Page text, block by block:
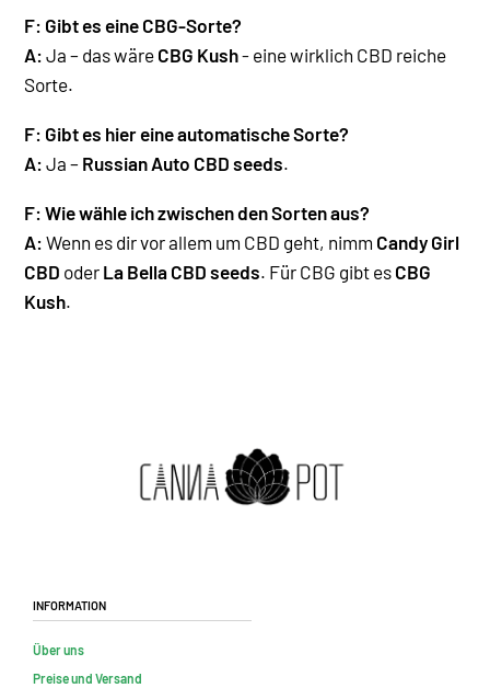
F: Gibt es eine CBG-Sorte?
A: Ja – das wäre CBG Kush- eine wirklich CBD reiche
Sorte.
F: Gibt es hier eine automatische Sorte?
A: Ja – Russian Auto CBD seeds.
F: Wie wähle ich zwischen den Sorten aus?
A: Wenn es dir vor allem um CBD geht, nimm Candy Girl
CBD oder La Bella CBD seeds. Für CBG gibt es CBG
Kush.
Information
Über uns
Preise und Versand